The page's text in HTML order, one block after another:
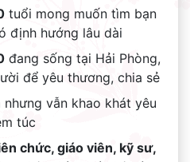
tuổi mong muốn tìm bạn
định hướng lâu dài
đang sống tại Hải Phòng,
để yêu thương, chia sẻ
nhưng vẫn khao khát yêu
túc
chức, giáo viên, kỹ sư,